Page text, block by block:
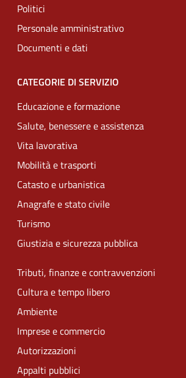
Politici
Personale amministrativo
Documenti e dati
CATEGORIE DI SERVIZIO
Educazione e formazione
Salute, benessere e assistenza
Vita lavorativa
Mobilità e trasporti
Catasto e urbanistica
Anagrafe e stato civile
Turismo
Giustizia e sicurezza pubblica
Tributi, finanze e contravvenzioni
Cultura e tempo libero
Ambiente
Imprese e commercio
Autorizzazioni
Appalti pubblici